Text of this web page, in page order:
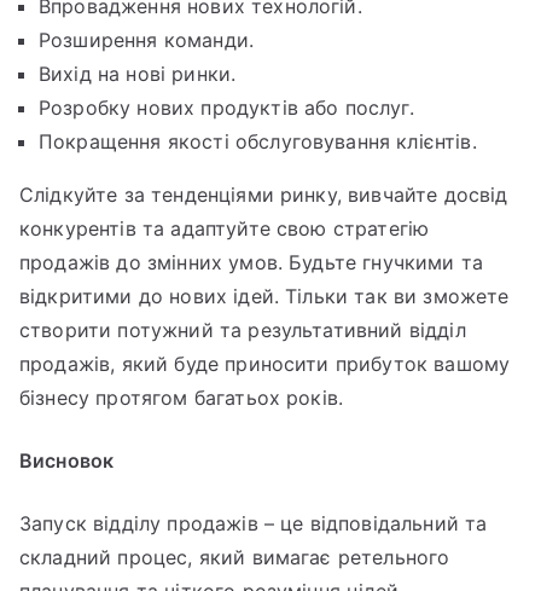
Впровадження нових технологій.
Розширення команди.
Вихід на нові ринки.
Розробку нових продуктів або послуг.
Покращення якості обслуговування клієнтів.
Слідкуйте за тенденціями ринку, вивчайте досвід
конкурентів та адаптуйте свою стратегію
продажів до змінних умов. Будьте гнучкими та
відкритими до нових ідей. Тільки так ви зможете
створити потужний та результативний відділ
продажів, який буде приносити прибуток вашому
бізнесу протягом багатьох років.
Висновок
Запуск відділу продажів – це відповідальний та
складний процес, який вимагає ретельного